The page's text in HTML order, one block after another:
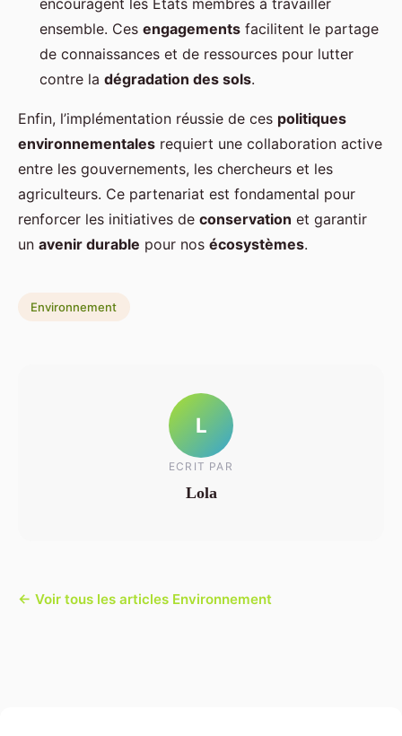
encouragent les États membres à travailler
ensemble. Ces engagements facilitent le partage
de connaissances et de ressources pour lutter
contre la dégradation des sols.
Enfin, l’implémentation réussie de ces politiques
environnementales requiert une collaboration active
entre les gouvernements, les chercheurs et les
agriculteurs. Ce partenariat est fondamental pour
renforcer les initiatives de conservation et garantir
un avenir durable pour nos écosystèmes.
Environnement
L
ECRIT PAR
Lola
← Voir tous les articles Environnement